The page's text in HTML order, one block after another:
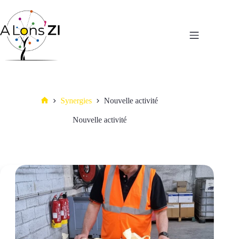
contenu
Synergies Nouvelle activité
Nouvelle activité